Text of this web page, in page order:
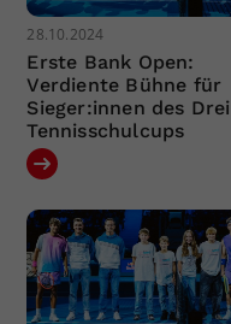
28.10.2024
Erste Bank Open:
Verdiente Bühne für
Sieger:innen des Drei
Tennisschulcups